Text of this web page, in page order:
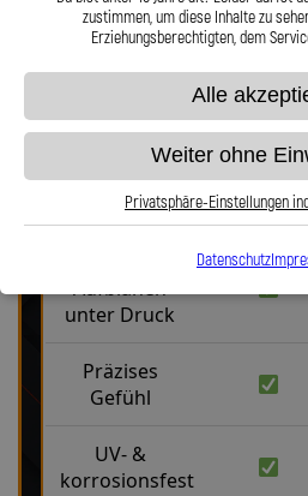
Stahlflex
Fakten
Robust &
langlebig
Aufblähen
unter Druck
Präzises
Gefühl
UV- &
korrosionsfest
zustimmen, um diese Inhalte zu
Erziehungsberechtigten, dem
Alle
Weiter ohne
Privatsphäre-Einstellungen
Datenschutz